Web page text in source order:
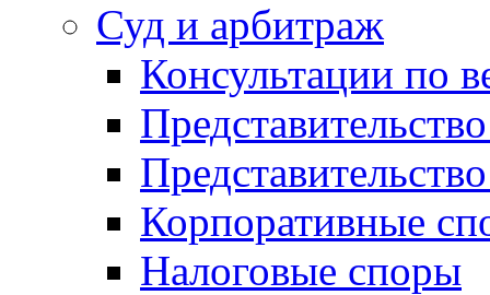
Суд и арбитраж
Консультации по
Корпоративные
Налоговые споры